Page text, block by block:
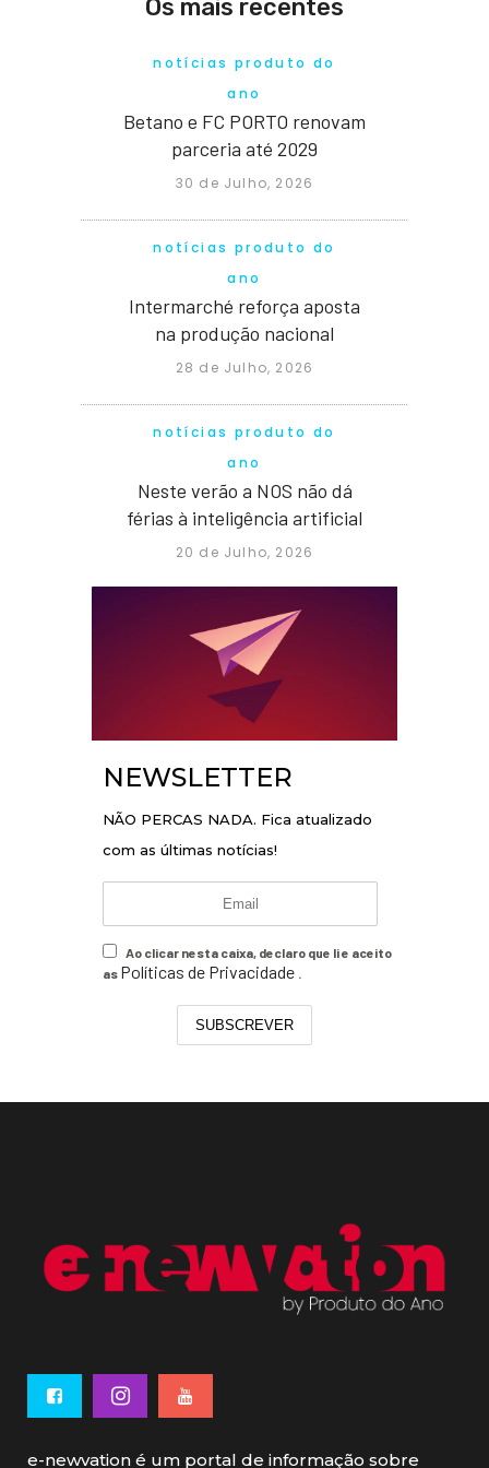
Os mais recentes
notícias produto do
ano
Betano e FC PORTO renovam
parceria até 2029
30 de Julho, 2026
notícias produto do
ano
Intermarché reforça aposta
na produção nacional
28 de Julho, 2026
notícias produto do
ano
Neste verão a NOS não dá
férias à inteligência artificial
20 de Julho, 2026
NEWSLETTER
NÃO PERCAS NADA. Fica atualizado
com as últimas notícias!
Ao clicar nesta caixa, declaro que li e aceito
as Políticas de Privacidade
SUBSCREVER
e-newvation é um portal de informação sobre